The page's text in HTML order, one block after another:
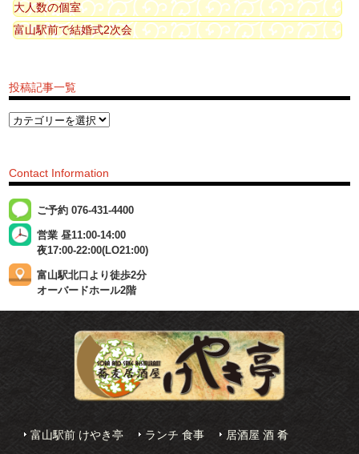
大人数の個室
富山駅前で結婚式2次会
投稿記事一覧
Contact Information
ご予約 076-431-4400
営業 昼11:00-14:00
夜17:00-22:00(LO21:00)
富山駅北口より徒歩2分
オーバードホール2階
富山駅前 けやき亭 ランチ 食事 居酒屋 酒 肴